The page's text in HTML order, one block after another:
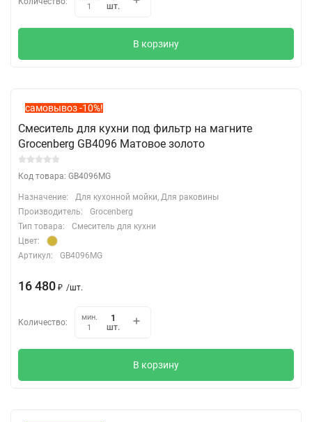
1
шт.
В корзину
самовывоз -10%!
Смеситель для кухни под фильтр на магните
Grocenberg GB4096 Матовое золото
Код товара: GB4096MG
Назначение:
Для кухонной мойки, Для раковины
Производитель:
Grocenberg
Тип товара:
Смеситель для кухни
Цвет:
Артикул:
GB4096MG
16 480 ₽ /шт.
Количество:
мин.
1
шт.
В корзину